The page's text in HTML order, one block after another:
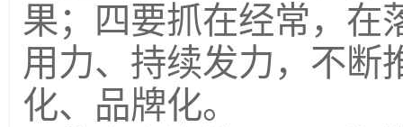
果；四要抓在经常，在
用力、持续发力，不断
化、品牌化。